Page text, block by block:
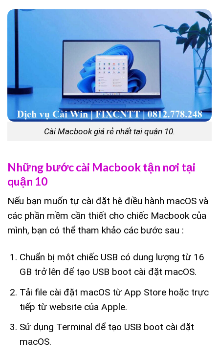
Cài Macbook giá rẻ nhất tại quận 10.
Những bước cài Macbook tận nơi tại
quận 10
Nếu bạn muốn tự cài đặt hệ điều hành macOS và
các phần mềm cần thiết cho chiếc Macbook của
mình, bạn có thể tham khảo các bước sau :
Chuẩn bị một chiếc USB có dung lượng từ 16
GB trở lên để tạo USB boot cài đặt macOS.
Tải file cài đặt macOS từ App Store hoặc trực
tiếp từ website của Apple.
Sử dụng Terminal để tạo USB boot cài đặt
macOS.